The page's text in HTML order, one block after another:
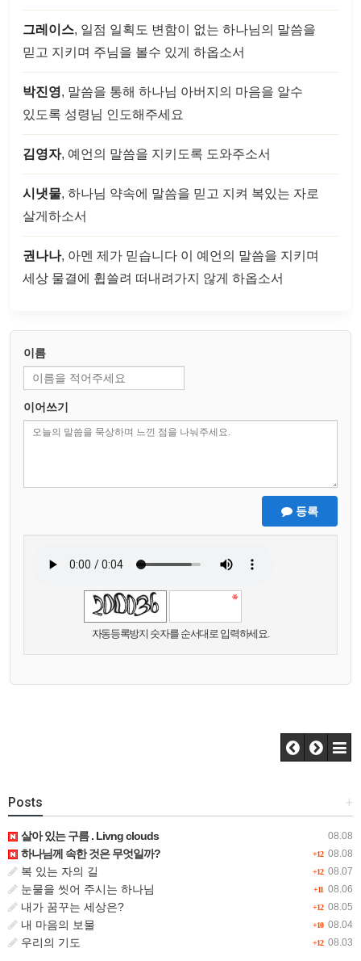
그레이스, 일점 일획도 변함이 없는 하나님의 말씀을
믿고 지키며 주님을 볼수 있게 하옵소서
박진영, 말씀을 통해 하나님 아버지의 마음을 알수
있도록 성령님 인도해주세요
김영자, 예언의 말씀을 지키도록 도와주소서
시냇물, 하나님 약속에 말씀을 믿고 지켜 복있는 자로
살게하소서
권나나, 아멘 제가 믿습니다 이 예언의 말씀을 지키며
세상 물결에 휩쓸려 떠내려가지 않게 하옵소서
이름
이어쓰기
등록
자동등록방지 숫자를 순서대로 입력하세요.
+
Posts
08.08
살아 있는 구름 . Livng clouds
+12 08.08
하나님께 속한 것은 무엇일까?
+12 08.07
복 있는 자의 길
+11 08.06
눈물을 씻어 주시는 하나님
+12 08.05
내가 꿈꾸는 세상은?
+10 08.04
내 마음의 보물
+12 08.03
우리의 기도